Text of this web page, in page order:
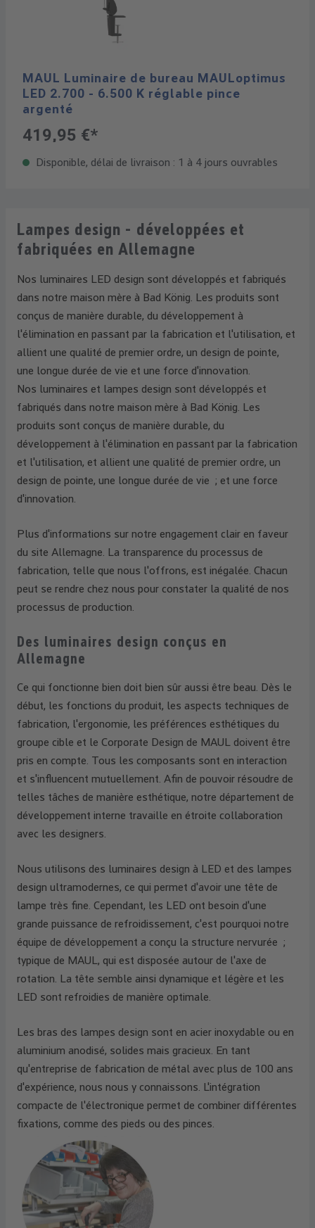
MAUL Luminaire de bureau MAULoptimus
LED 2.700 - 6.500 K réglable pince
argenté
419,95 €*
Disponible, délai de livraison : 1 à 4 jours ouvrables
Lampes design - développées et
fabriquées en Allemagne
Nos luminaires LED design sont développés et fabriqués
dans notre maison mère à Bad König. Les produits sont
conçus de manière durable, du développement à
l'élimination en passant par la fabrication et l'utilisation, et
allient une qualité de premier ordre, un design de pointe,
une longue durée de vie et une force d'innovation.
Nos luminaires et lampes design sont développés et
fabriqués dans notre maison mère à Bad König. Les
produits sont conçus de manière durable, du
développement à l'élimination en passant par la fabrication
et l'utilisation, et allient une qualité de premier ordre, un
design de pointe, une longue durée de vie ; et une force
d'innovation.
Plus d'informations sur notre engagement clair en faveur
du site Allemagne. La transparence du processus de
fabrication, telle que nous l'offrons, est inégalée. Chacun
peut se rendre chez nous pour constater la qualité de nos
processus de production.
Des luminaires design conçus en
Allemagne
Ce qui fonctionne bien doit bien sûr aussi être beau. Dès le
début, les fonctions du produit, les aspects techniques de
fabrication, l'ergonomie, les préférences esthétiques du
groupe cible et le Corporate Design de MAUL doivent être
pris en compte. Tous les composants sont en interaction
et s'influencent mutuellement. Afin de pouvoir résoudre de
telles tâches de manière esthétique, notre département de
développement interne travaille en étroite collaboration
avec les designers.
Nous utilisons des luminaires design à LED et des lampes
design ultramodernes, ce qui permet d'avoir une tête de
lampe très fine. Cependant, les LED ont besoin d'une
grande puissance de refroidissement, c'est pourquoi notre
équipe de développement a conçu la structure nervurée ;
typique de MAUL, qui est disposée autour de l'axe de
rotation. La tête semble ainsi dynamique et légère et les
LED sont refroidies de manière optimale.
Les bras des lampes design sont en acier inoxydable ou en
aluminium anodisé, solides mais gracieux. En tant
qu'entreprise de fabrication de métal avec plus de 100 ans
d'expérience, nous nous y connaissons. L'intégration
compacte de l'électronique permet de combiner différentes
fixations, comme des pieds ou des pinces.